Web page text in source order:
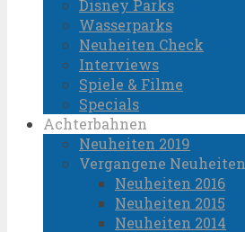
Disney Parks
Wasserparks
Neuheiten Check
Interviews
Spiele & Filme
Specials
Achterbahnen
Neuheiten 2019
Vergangene Neuheiten
Neuheiten 2016
Neuheiten 2015
Neuheiten 2014